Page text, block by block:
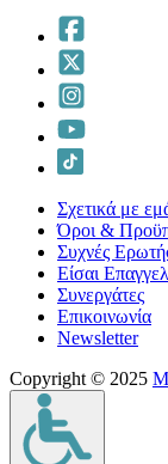
Σχετικά με
Όροι &
Συχνές
Είσαι
Συνεργάτες
Επικοινωνία
Νewsletter
Copyright © 2025